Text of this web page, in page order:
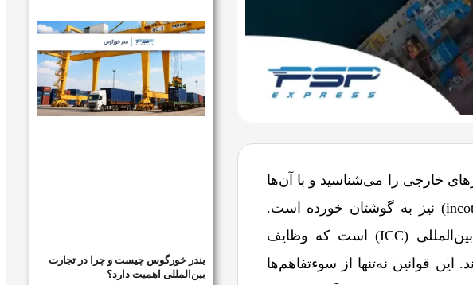
خارجی را می‌شناسید و با آن‌ها
(incoterms) نیز به گوشتان خورده است.
اینکوترمز مجموعه‌ای از قوانین استانداردشده توسط اتاق بازرگانی بین‌المللی (ICC) است که وظایف
قوانین نه‌تنها از سوءتفاهم‌ها
بندر خورگوس چیست و چرا در تجارت
بین‌المللی اهمیت دارد؟